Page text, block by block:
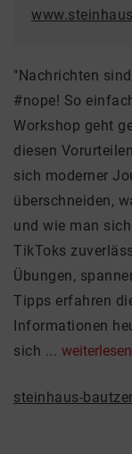
"Nachrichten
#nope! So
Workshop geht
diesen
sich moderner
überschneiden,
und wie man
TikToks
Übungen,
Tipps erfahren
Informationen
sich ... weiterlesen
steinhaus-